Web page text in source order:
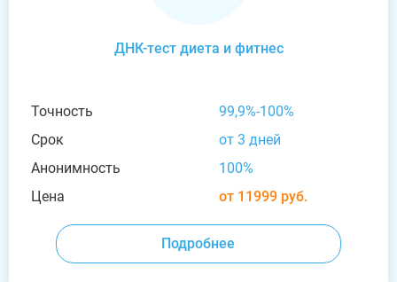
ДНК-тест диета и фитнес
Точность
99,9%-100%
Срок
от 3 дней
Анонимность
100%
Цена
от 11999 руб.
Подробнее